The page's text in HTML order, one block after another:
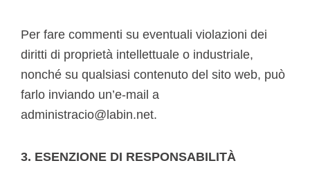
Per fare commenti su eventuali violazioni dei
diritti di proprietà intellettuale o industriale,
nonché su qualsiasi contenuto del sito web, può
farlo inviando un’e-mail a
administracio@labin.net.
3. ESENZIONE DI RESPONSABILITÀ